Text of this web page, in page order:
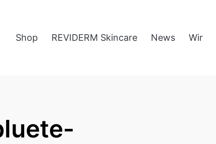
Shop REVIDERM Skincare News Wir